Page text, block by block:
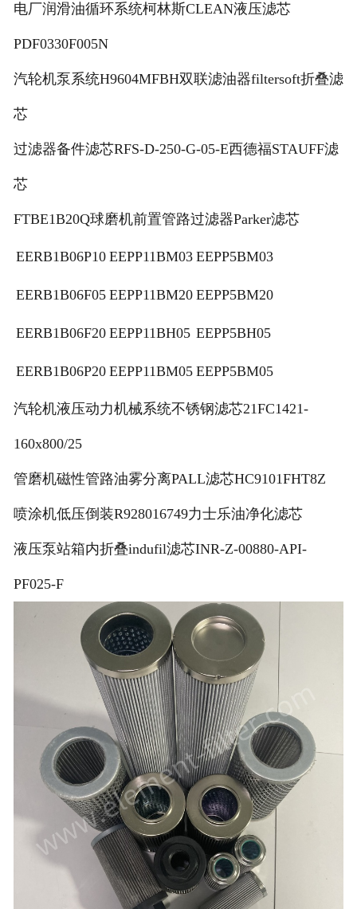
电厂润滑油循环系统柯林斯CLEAN液压滤芯
PDF0330F005N
汽轮机泵系统H9604MFBH双联滤油器filtersoft折叠滤
芯
过滤器备件滤芯RFS-D-250-G-05-E西德福STAUFF滤
芯
FTBE1B20Q球磨机前置管路过滤器Parker滤芯
EERB1B06P10 EEPP11BM03 EEPP5BM03
EERB1B06F05 EEPP11BM20 EEPP5BM20
EERB1B06F20 EEPP11BH05 EEPP5BH05
EERB1B06P20 EEPP11BM05 EEPP5BM05
汽轮机液压动力机械系统不锈钢滤芯21FC1421-
160x800/25
管磨机磁性管路油雾分离PALL滤芯HC9101FHT8Z
喷涂机低压倒装R928016749力士乐油净化滤芯
液压泵站箱内折叠indufil滤芯INR-Z-00880-API-
PF025-F